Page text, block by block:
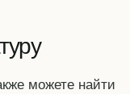
можете найти